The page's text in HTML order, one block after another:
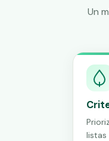
Un
listas